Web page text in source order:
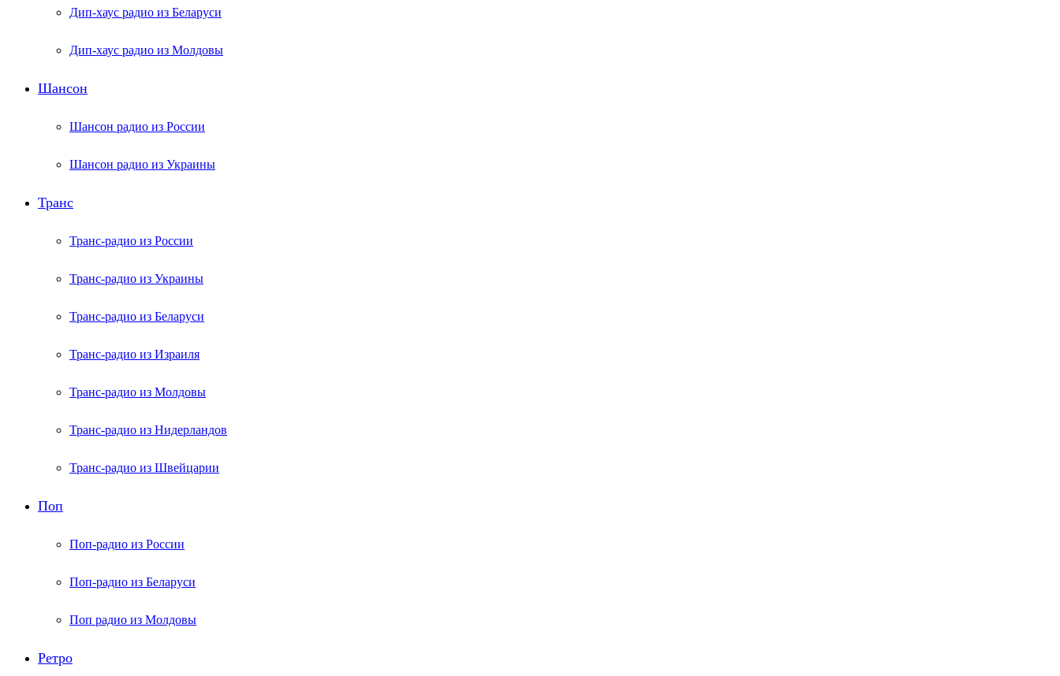
Дип-хаус радио из Беларуси
Дип-хаус радио из Молдовы
Шансон
Шансон радио из России
Шансон радио из Украины
Транс
Транс-радио из России
Транс-радио из Украины
Транс-радио из Беларуси
Транс-радио из Израиля
Транс-радио из Молдовы
Транс-радио из Нидерландов
Транс-радио из Швейцарии
Поп
Поп-радио из России
Поп-радио из Беларуси
Поп радио из Молдовы
Ретро